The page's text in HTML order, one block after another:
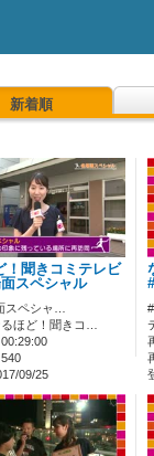
新着順
！聞きコミテレビ
スペシャル
スペシャ…
ほど！聞きコ…
09/25